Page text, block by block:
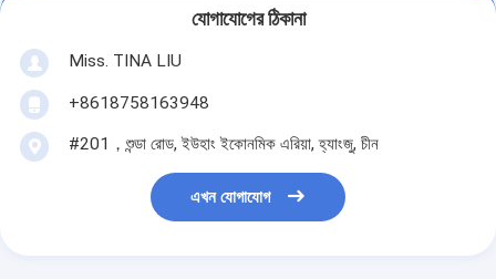
যোগাযোগের ঠিকানা
Miss. TINA LIU
+8618758163948
#201，শুন্ডা রোড, ইউহাং ইকোনমিক এরিয়া, হ্যাংজু, চীন
এখন যোগাযোগ